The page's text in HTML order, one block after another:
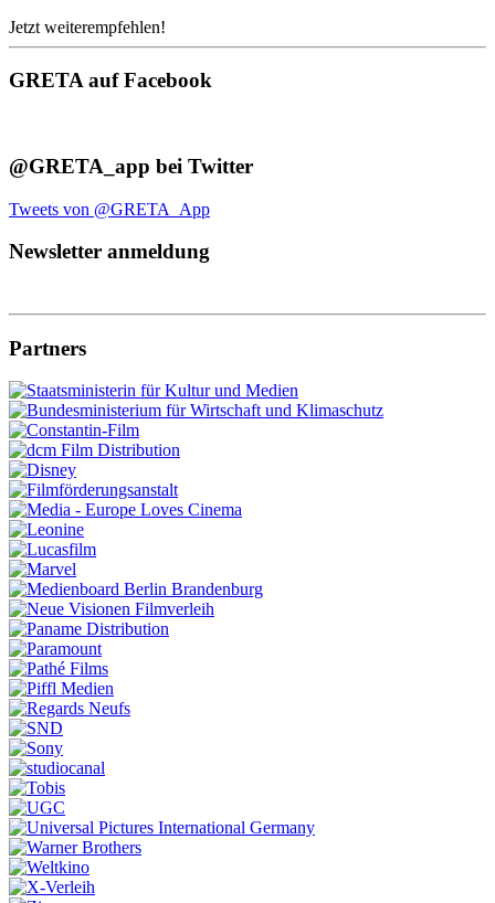
Jetzt weiterempfehlen!
GRETA auf Facebook
@GRETA_app bei Twitter
Tweets von @GRETA_App
Newsletter anmeldung
Partners